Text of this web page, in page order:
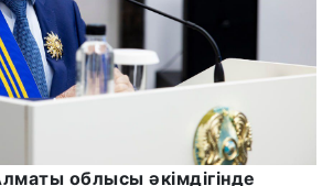
облысы әкімдігінде